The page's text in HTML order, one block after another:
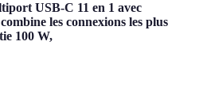
USB-C 11 en 1 avec
les connexions les plus
100 W,